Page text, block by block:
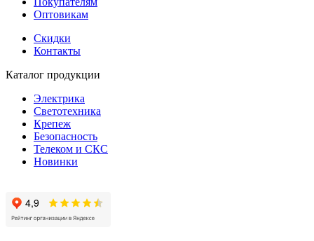
Оптовикам
Скидки
Контакты
Каталог продукции
Электрика
Светотехника
Крепеж
Безопасность
Телеком и СКС
Новинки